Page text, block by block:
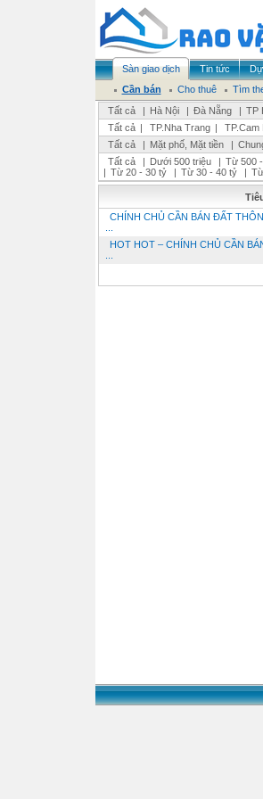
Sàn giao dịch Tin tức
Cần bán
Cho thuê
Tìm
Tất cả
| Hà Nội | Đà Nẵng | TP
Tất cả | TP.Nha Trang | TP.Cam
Tất cả
| Mặt phố, Mặt tiền |
Tất cả
| Dưới 500 triệu | Từ 500
| Từ 20 - 30 tỷ | Từ 30 - 40 tỷ |
CHÍNH CHỦ CẦN BÁN ĐẤT
HOT HOT – CHÍNH CHỦ CẦN